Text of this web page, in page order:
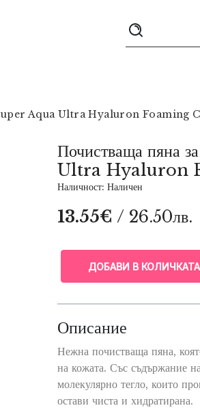
Super Aqua Ultra Hyaluron Foaming
Почистваща пяна
Ultra Hyaluron
Наличност: Наличен
13.55€ / 26.50лв.
ДОБАВИ В КОЛИЧКАТА
Описание
Нежна почистваща пяна,
на кожата. Със съдържание
молекулярно тегло, които
остави чиста и хидратирана.